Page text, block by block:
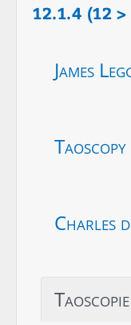
12.1.4 (12 >
James
Charles
Taoscopie